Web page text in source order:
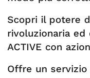
Scopri il potere
rivoluzionaria ed
ACTIVE con
Offre un